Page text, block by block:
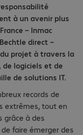
à un avenir plus
– Inmac
direct –
projet à travers la
logiciels et de
de solutions IT.
records de
extrêmes, tout en
grâce à des
faire émerger des